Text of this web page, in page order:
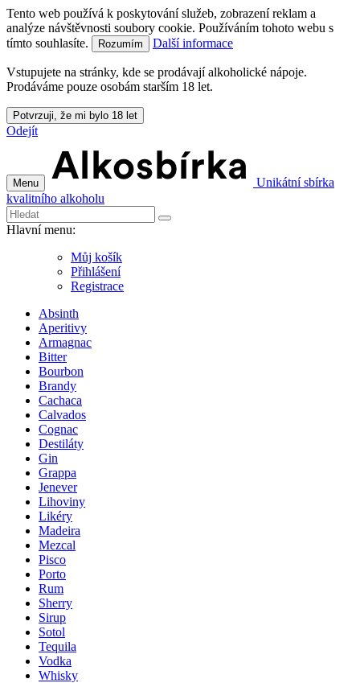
Tento web používá k poskytování služeb, zobrazení reklam a
analýze návštěvnosti soubory cookie. Používáním tohoto webu s
tímto souhlasíte.
Rozumím Další informace
Vstupujete na stránky, kde se prodávají alkoholické nápoje.
Prodáváme pouze osobám starším 18 let.
Potvrzuji, že mi bylo 18 let
Odejít
Menu
Unikátní sbírka
kvalitního alkoholu
Hlavní menu:
Můj košík
Přihlášení
Registrace
Absinth
Aperitivy
Armagnac
Bitter
Bourbon
Brandy
Cachaca
Calvados
Cognac
Destiláty
Gin
Grappa
Jenever
Lihoviny
Likéry
Madeira
Mezcal
Pisco
Porto
Rum
Sherry
Sirup
Sotol
Tequila
Vodka
Whisky